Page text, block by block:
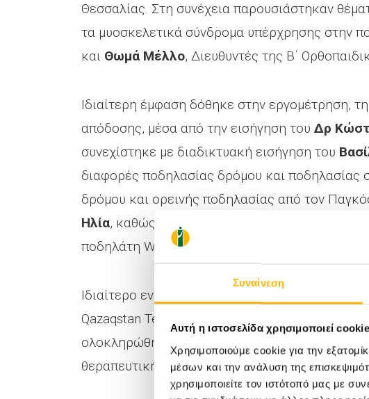
Συναίνεση
Αυτή η ιστοσελίδα χρησιμοποιεί
Χρησιμοποιούμε cookie για την
μέσων και την ανάλυση της
χρησιμοποιείτε τον ιστότοπό μας με
Θεσσαλίας. Στη συνέχεια παρουσιάστηκαν
τα μυοσκελετικά σύνδρομα υπέρχρησης στην
και Θωμά Μέλλο, Διευθυντές της Β΄
Ιδιαίτερη έμφαση δόθηκε στην εργομέτρηση,
απόδοσης, μέσα από την εισήγηση του Δρ
συνεχίστηκε με διαδικτυακή εισήγηση του
διαφορές ποδηλασίας δρόμου και ποδηλασίας
δρόμου και ορεινής ποδηλασίας από τον
Ηλία, καθώς και για τις φυσιολογικές
ποδηλάτη World Tour και διεθνή προπονητή
Ιδιαίτερο ενδιαφέρον παρουσίασε η εισήγηση
Qazaqstan Team) και πρώην Εθνικού
ολοκληρώθηκε με παρουσίαση για την
θεραπευτικής παρέμβασης από τις ψυχολόγους